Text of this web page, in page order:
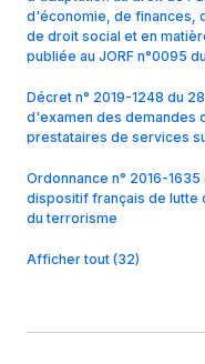
d'économie, de finances,
de droit social et en
publiée au JORF n°0095
Décret n° 2019-1248 du
d'examen des demandes
prestataires de services
Ordonnance n° 2016-
dispositif français de lutte
du terrorisme
Afficher tout (32)